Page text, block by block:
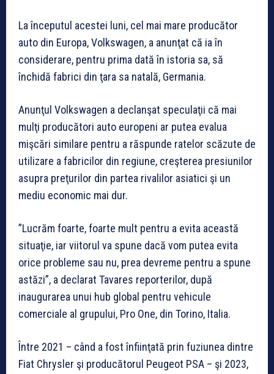
La începutul acestei luni, cel mai mare producător
auto din Europa, Volkswagen, a anunţat că ia în
considerare, pentru prima dată în istoria sa, să
închidă fabrici din ţara sa natală, Germania.
Anunţul Volkswagen a declanşat speculaţii că mai
mulţi producători auto europeni ar putea evalua
mişcări similare pentru a răspunde ratelor scăzute de
utilizare a fabricilor din regiune, creşterea presiunilor
asupra preţurilor din partea rivalilor asiatici şi un
mediu economic mai dur.
”Lucrăm foarte, foarte mult pentru a evita această
situaţie, iar viitorul va spune dacă vom putea evita
orice probleme sau nu, prea devreme pentru a spune
astăzi”, a declarat Tavares reporterilor, după
inaugurarea unui hub global pentru vehicule
comerciale al grupului, Pro One, din Torino, Italia.
Între 2021 – când a fost înfiinţată prin fuziunea dintre
Fiat Chrysler şi producătorul Peugeot PSA – şi 2023,